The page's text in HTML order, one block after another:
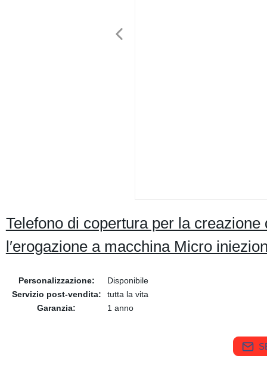
Telefono di copertura per la
l′erogazione a macchina Micro
Personalizzazione:
Disponibile
Servizio post-vendita:
tutta la vita
Garanzia:
1 anno